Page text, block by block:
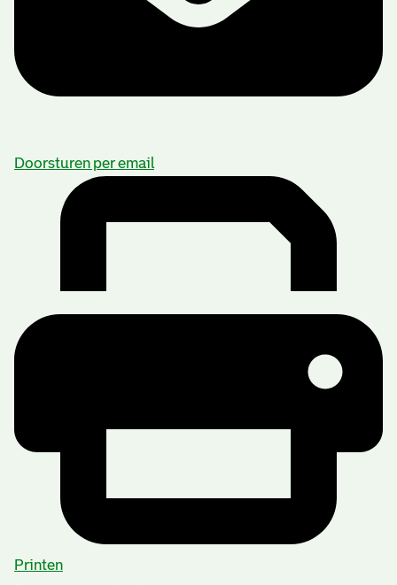
Doorsturen per email
Printen